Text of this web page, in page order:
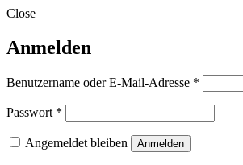
Close
Anmelden
Benutzername oder E-Mail-Adresse *
Passwort *
Angemeldet bleiben Anmelden